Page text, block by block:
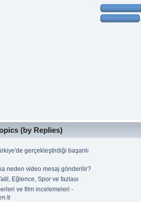
(by Replies)
gerçekleştirdiği başarılı
neden video mesaj gönderilir?
Eğlence, Spor ve fazlası
ve film incelemeleri -